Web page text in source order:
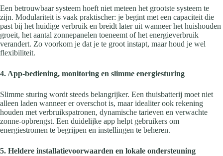
Een betrouwbaar systeem hoeft niet meteen het grootste systeem te
zijn. Modulariteit is vaak praktischer: je begint met een capaciteit die
past bij het huidige verbruik en breidt later uit wanneer het huishouden
groeit, het aantal zonnepanelen toeneemt of het energieverbruik
verandert. Zo voorkom je dat je te groot instapt, maar houd je wel
flexibiliteit.
4. App-bediening, monitoring en slimme energiesturing
Slimme sturing wordt steeds belangrijker. Een thuisbatterij moet niet
alleen laden wanneer er overschot is, maar idealiter ook rekening
houden met verbruikspatronen, dynamische tarieven en verwachte
zonne-opbrengst. Een duidelijke app helpt gebruikers om
energiestromen te begrijpen en instellingen te beheren.
5. Heldere installatievoorwaarden en lokale ondersteuning